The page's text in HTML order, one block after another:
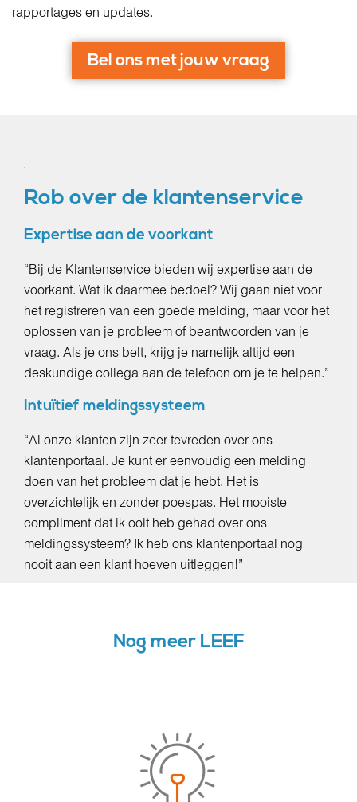
rapportages en updates.
Bel ons met jouw vraag
Rob over de klantenservice
Expertise aan de voorkant
“Bij de Klantenservice bieden wij expertise aan de
voorkant. Wat ik daarmee bedoel? Wij gaan niet voor
het registreren van een goede melding, maar voor het
oplossen van je probleem of beantwoorden van je
vraag. Als je ons belt, krijg je namelijk altijd een
deskundige collega aan de telefoon om je te helpen.”
Intuïtief meldingssysteem
“Al onze klanten zijn zeer tevreden over ons
klantenportaal. Je kunt er eenvoudig een melding
doen van het probleem dat je hebt. Het is
overzichtelijk en zonder poespas. Het mooiste
compliment dat ik ooit heb gehad over ons
meldingssysteem? Ik heb ons klantenportaal nog
nooit aan een klant hoeven uitleggen!”
Nog meer LEEF